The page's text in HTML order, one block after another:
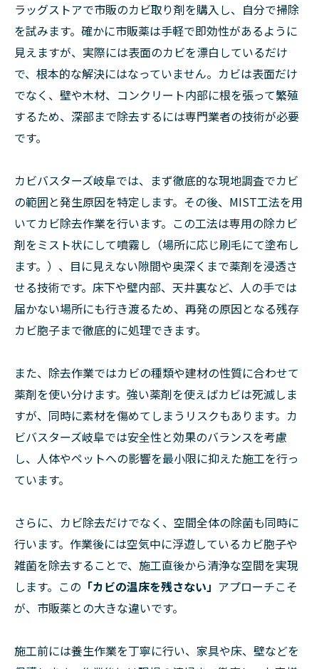
ラッグストアで市販のカビ取り剤を購入し、自分で掃除
を試みます。確かに市販薬は手軽で即効性があるように
見えますが、実際には表面のカビを漂白しているだけ
で、根本的な解決にはなっていません。カビは表面だけ
でなく、壁や木材、コンクリート内部に根を張って繁殖
するため、深部まで除去するには専門業者の技術が必要
です。
カビバスターズ岐阜では、まず徹底的な現地調査でカビ
の範囲と発生原因を特定します。その後、MIST工法を用
いてカビ除去作業を行います。この工法は専用の除カビ
剤をミスト状にして噴霧し（場所に応じ刷毛にて塗布し
ます。）、目に見えない隙間や奥深くまで薬剤を浸透さ
せる技術です。床下や壁内部、天井裏など、人の手では
届かない場所にも行き渡るため、再発の原因となる残存
カビ胞子まで徹底的に処理できます。
また、除去作業ではカビの種類や建材の性質に合わせて
薬剤を使い分けます。強い薬剤を使えばカビは死滅しま
すが、同時に素材を傷めてしまうリスクもあります。カ
ビバスターズ岐阜では安全性と効果のバランスを考慮
し、人体やペットへの影響を最小限に抑えた施工を行っ
ています。
さらに、カビ除去だけでなく、空間全体の除菌も同時に
行います。作業後には空気中に浮遊しているカビ胞子や
雑菌を除去することで、施工直後から清浄な空間を実現
します。この 「カビの温床を残さない」 アプローチこそ
が、市販薬との大きな違いです。
施工前には養生作業を丁寧に行い、家具や床、壁などを